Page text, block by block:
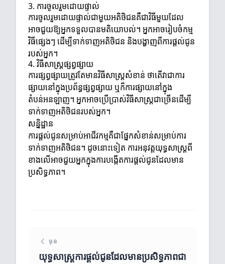
3. ការចូលរួមដោយផ្ទាល់
ការចូលរួមដោយផ្ទាល់ជាមួយអតិថិជនគឺជាវិធីមួយដែល
អាចជួយឱ្យអ្នកទទួលបានមតិយោបល់។ អ្នកអាចរៀបចំកម្ម
វិធីផ្សេងៗ ដើម្បីទាក់ទាញអតិថិជន និងបង្ហាញពីការផ្តល់ជូន
របស់អ្នក។
4. វិធីសាស្រ្តផ្សព្វផ្សាយ
ការផ្សព្វផ្សាយត្រូវតែមានវិធីសាស្រ្តសំខាន់ ថាតើវាជាការ
ផ្សាយនៅក្នុងប្រព័ន្ធផ្សព្វផ្សាយ ឬក៏ការផ្សាយនៅក្នុង
តំបន់អនឡាញ។ អ្នកអាចប្រើប្រាស់វិធីសាស្រ្តជាច្រើនដើម្បី
ទាក់ទាញអតិថិជនរបស់អ្នក។
សន្និដ្ឋាន
ការផ្តល់ជូនសម្រាប់អាជីវកម្មគឺជាផ្នែកសំខាន់សម្រាប់ការ
ទាក់ទាញអតិថិជន។ ដូចនោះទៀត ការអនុវត្តយុទ្ធសាស្ត្រពី
ខាងលើអាចជួយអ្នកក្នុងការបង្កើតការផ្តល់ជូនដែលមាន
ប្រសិទ្ធភាព។
មុន
យុទ្ធសាស្ត្រការផ្តល់ជូនដែលមានប្រសិទ្ធភាពជា